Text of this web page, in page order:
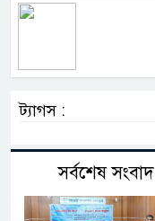
ট্যাগস :
সর্বশেষ সংবাদ